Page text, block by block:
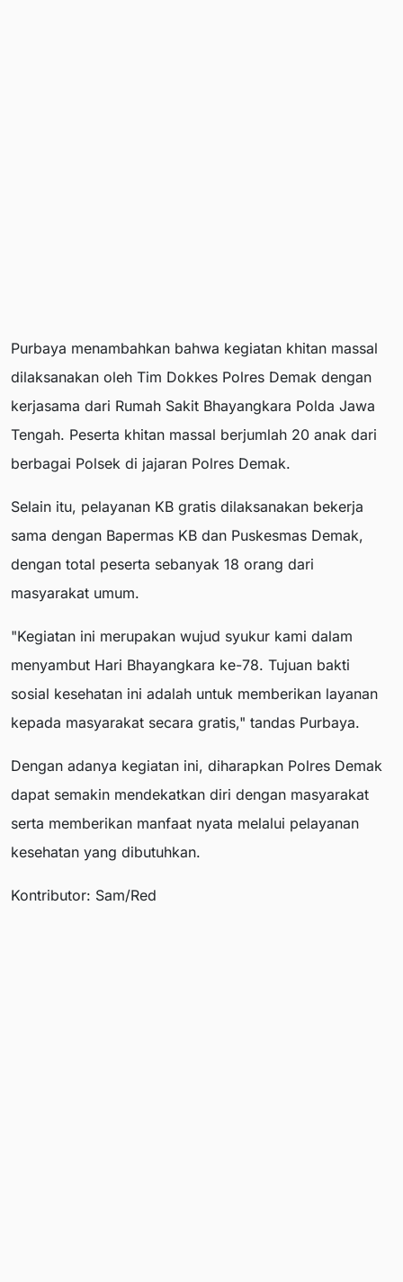
Purbaya menambahkan bahwa kegiatan khitan massal
dilaksanakan oleh Tim Dokkes Polres Demak dengan
kerjasama dari Rumah Sakit Bhayangkara Polda Jawa
Tengah. Peserta khitan massal berjumlah 20 anak dari
berbagai Polsek di jajaran Polres Demak.
Selain itu, pelayanan KB gratis dilaksanakan bekerja
sama dengan Bapermas KB dan Puskesmas Demak,
dengan total peserta sebanyak 18 orang dari
masyarakat umum.
"Kegiatan ini merupakan wujud syukur kami dalam
menyambut Hari Bhayangkara ke-78. Tujuan bakti
sosial kesehatan ini adalah untuk memberikan layanan
kepada masyarakat secara gratis," tandas Purbaya.
Dengan adanya kegiatan ini, diharapkan Polres Demak
dapat semakin mendekatkan diri dengan masyarakat
serta memberikan manfaat nyata melalui pelayanan
kesehatan yang dibutuhkan.
Kontributor: Sam/Red